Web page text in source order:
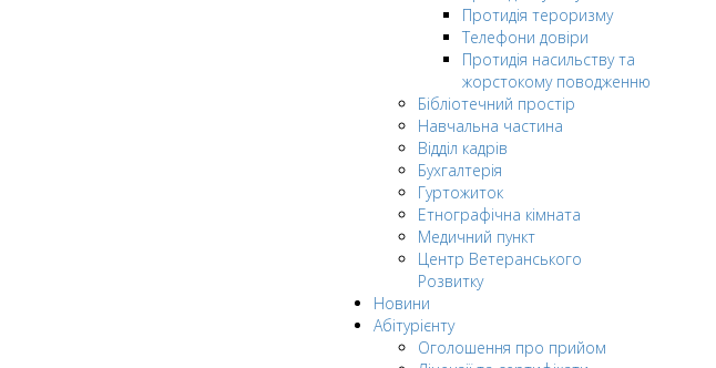
Протидія тероризму
Телефони довіри
Протидія насильству та
жорстокому поводженню
Бібліотечний простір
Навчальна частина
Відділ кадрів
Бухгалтерія
Гуртожиток
Етнографічна кімната
Медичний пункт
Центр Ветеранського
Розвитку
Новини
Абітурієнту
Оголошення про прийом